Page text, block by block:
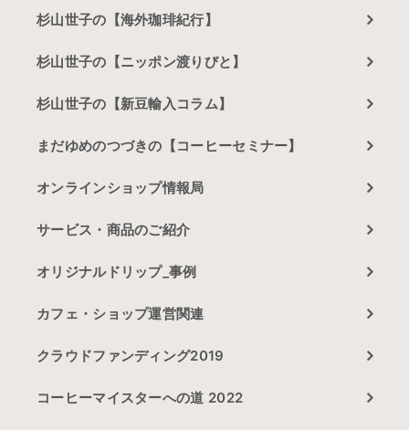
杉山世子の【海外珈琲紀行】
杉山世子の【ニッポン渡りびと】
杉山世子の【新豆輸入コラム】
まだゆめのつづきの【コーヒーセミナー】
オンラインショップ情報局
サービス・商品のご紹介
オリジナルドリップ_事例
カフェ・ショップ運営関連
クラウドファンディング2019
コーヒーマイスターへの道 2022